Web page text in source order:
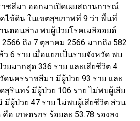
ชสีมา ออกมาเปิดเผยสถานการณ์
ไข้ดิน ในเขตสุขภาพที่ 9 ว่า พื้นที่
นตอนล่าง พบผู้ป่วยโรคเมลิออยด์
ถึง 7 ตุลาคม 2566 มากถึง 582
6 ราย เมื่อแยกเป็นรายจังหวัด พบ
ยมากสุด 336 ราย และเสียชีวิต 4
ดนครราชสีมา มีผู้ป่วย 93 ราย และ
สุรินทร์ มีผู้ป่วย 106 ราย ไม่พบผู้เสีย
ผู้ป่วย 47 ราย ไม่พบผู้เสียชีวิต ส่วน
อ เกษตรกร ร้อยละ 53.78 รองลง